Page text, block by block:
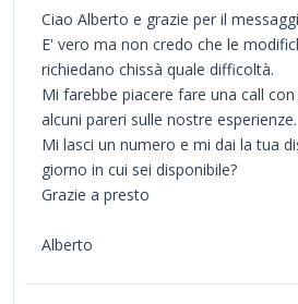
Ciao Alberto e grazie per il
E' vero ma non credo che le
richiedano chissà quale difficoltà.
Mi farebbe piacere fare una call
alcuni pareri sulle nostre esperienze.
Mi lasci un numero e mi dai la tua
giorno in cui sei disponibile?
Grazie a presto
Alberto